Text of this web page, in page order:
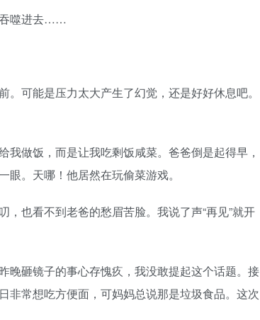
吞噬进去……
可能是压力太大产生了幻觉，还是好好休息吧。
做饭，而是让我吃剩饭咸菜。爸爸倒是起得早，
。天哪！他居然在玩偷菜游戏。
也看不到老爸的愁眉苦脸。我说了声“再见”就开
晚砸镜子的事心存愧疚，我没敢提起这个话题。接
非常想吃方便面，可妈妈总说那是垃圾食品。这次